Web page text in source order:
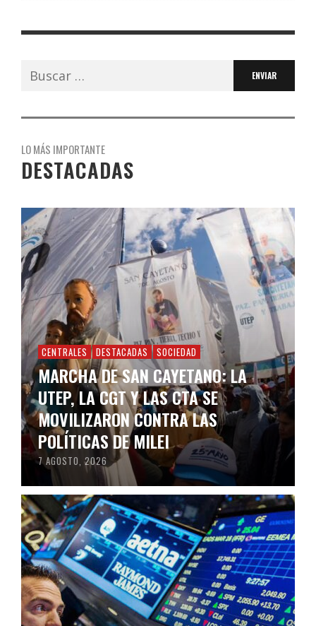
Buscar:
LO MÁS IMPORTANTE
DESTACADAS
CENTRALES DESTACADAS SOCIEDAD
MARCHA DE SAN CAYETANO: LA
UTEP, LA CGT Y LAS CTA SE
MOVILIZARON CONTRA LAS
POLÍTICAS DE MILEI
7 AGOSTO, 2026